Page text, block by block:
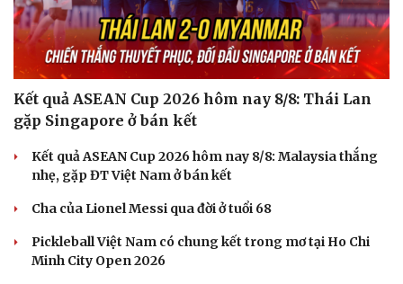
Sức khỏe
Dinh dưỡng - món ngon
Cây thuốc
Sản phụ khoa
Nhi khoa
Nam khoa
Làm đẹp - giảm cân
Phòng mạch online
Đời sống
Nhà đẹp
Blog
Kết quả ASEAN Cup 2026 hôm nay 8/8: Thái Lan
gặp Singapore ở bán kết
Kết quả ASEAN Cup 2026 hôm nay 8/8: Malaysia thắng
nhẹ, gặp ĐT Việt Nam ở bán kết
Cha của Lionel Messi qua đời ở tuổi 68
Pickleball Việt Nam có chung kết trong mơ tại Ho Chi
Minh City Open 2026